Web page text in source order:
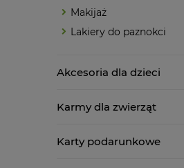
Makijaż
Lakiery do paznokci
Akcesoria dla dzieci
Karmy dla zwierząt
Karty podarunkowe